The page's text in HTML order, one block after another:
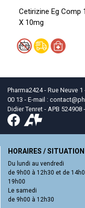
Cetirizine Eg Comp
X 10mg
Pharma2424 - Rue Neuve
00 13 - E-mail : contact@
Didier Tenret - APB 524908
HORAIRES / SITUATION
Du lundi au vendredi
de 9h00 à 12h30 et de
19h00
Le samedi
de 9h00 à 12h30